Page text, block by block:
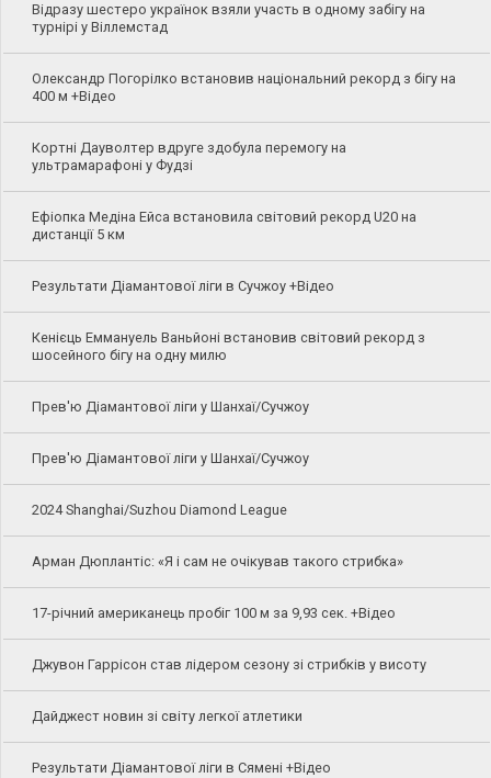
Відразу шестеро українок взяли участь в одному забігу на
турнірі у Віллемстад
Олександр Погорілко встановив національний рекорд з бігу на
400 м +Відео
Кортні Дауволтер вдруге здобула перемогу на
ультрамарафоні у Фудзі
Ефіопка Медіна Ейса встановила світовий рекорд U20 на
дистанції 5 км
Результати Діамантової ліги в Сучжоу +Відео
Кенієць Еммануель Ваньйоні встановив світовий рекорд з
шосейного бігу на одну милю
Прев'ю Діамантової ліги у Шанхаї/Сучжоу
Прев'ю Діамантової ліги у Шанхаї/Сучжоу
2024 Shanghai/Suzhou Diamond League
Арман Дюплантіс: «Я і сам не очікував такого стрибка»
17-річний американець пробіг 100 м за 9,93 сек. +Відео
Джувон Гаррісон став лідером сезону зі стрибків у висоту
Дайджест новин зі світу легкої атлетики
Результати Діамантової ліги в Сямені +Відео